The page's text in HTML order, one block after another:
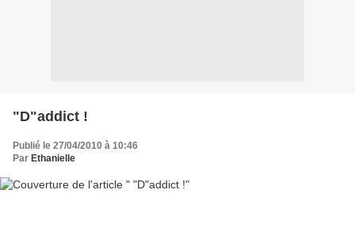
"D"addict !
Publié le 27/04/2010 à 10:46
Par Ethanielle